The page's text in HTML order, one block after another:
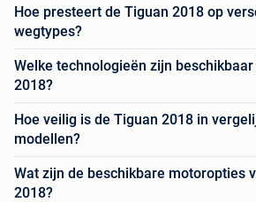
Hoe presteert de Tiguan 2018 op
wegtypes?
Welke technologieën zijn
2018?
Hoe veilig is de Tiguan 2018 in
modellen?
Wat zijn de beschikbare motoropties
2018?